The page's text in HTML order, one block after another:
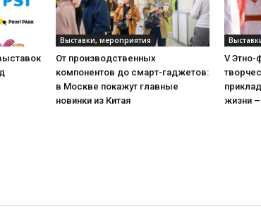
Выставки, мероприятия
От производственных
компонентов до смарт-гаджетов:
в Москве покажут главные
новинки из Китая
V Этно-
жизни